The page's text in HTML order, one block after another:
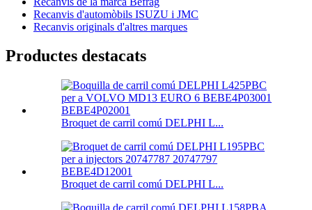
Recanvis d'automòbils ISUZU i JMC
Recanvis originals d'altres marques
Productes destacats
Broquet de carril comú DELPHI L...
Broquet de carril comú DELPHI L...